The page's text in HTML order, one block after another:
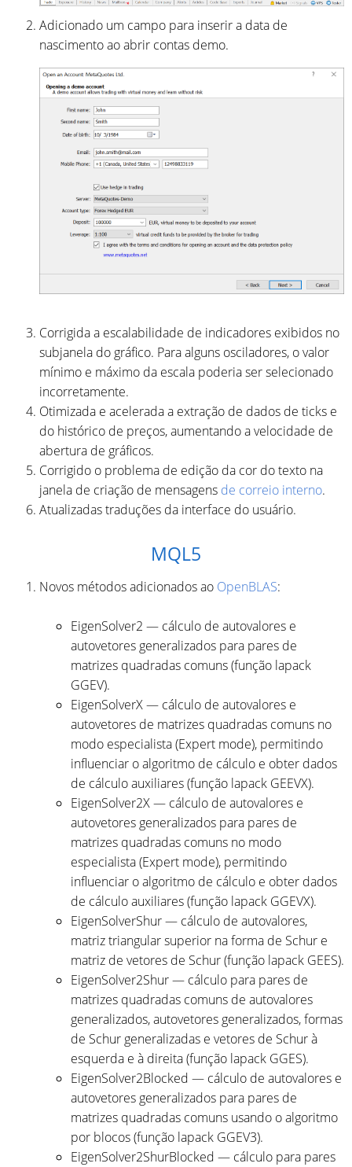
Adicionado um campo para inserir a data de
nascimento ao abrir contas demo.
Corrigida a escalabilidade de indicadores exibidos no
subjanela do gráfico. Para alguns osciladores, o valor
mínimo e máximo da escala poderia ser selecionado
incorretamente.
Otimizada e acelerada a extração de dados de ticks e
do histórico de preços, aumentando a velocidade de
abertura de gráficos.
Corrigido o problema de edição da cor do texto na
janela de criação de mensagens de correio interno.
Atualizadas traduções da interface do usuário.
MQL5
Novos métodos adicionados ao OpenBLAS:
EigenSolver2 — cálculo de autovalores e
autovetores generalizados para pares de
matrizes quadradas comuns (função lapack
GGEV).
EigenSolverX — cálculo de autovalores e
autovetores de matrizes quadradas comuns no
modo especialista (Expert mode), permitindo
influenciar o algoritmo de cálculo e obter dados
de cálculo auxiliares (função lapack GEEVX).
EigenSolver2X — cálculo de autovalores e
autovetores generalizados para pares de
matrizes quadradas comuns no modo
especialista (Expert mode), permitindo
influenciar o algoritmo de cálculo e obter dados
de cálculo auxiliares (função lapack GGEVX).
EigenSolverShur — cálculo de autovalores,
matriz triangular superior na forma de Schur e
matriz de vetores de Schur (função lapack GEES).
EigenSolver2Shur — cálculo para pares de
matrizes quadradas comuns de autovalores
generalizados, autovetores generalizados, formas
de Schur generalizadas e vetores de Schur à
esquerda e à direita (função lapack GGES).
EigenSolver2Blocked — cálculo de autovalores e
autovetores generalizados para pares de
matrizes quadradas comuns usando o algoritmo
por blocos (função lapack GGEV3).
EigenSolver2ShurBlocked — cálculo para pares